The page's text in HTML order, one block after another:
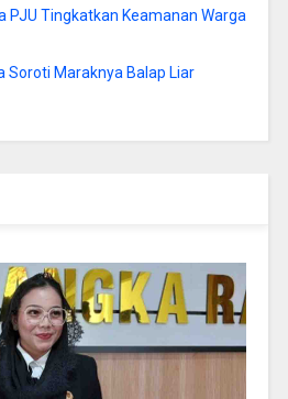
PJU Tingkatkan Keamanan Warga
Soroti Maraknya Balap Liar